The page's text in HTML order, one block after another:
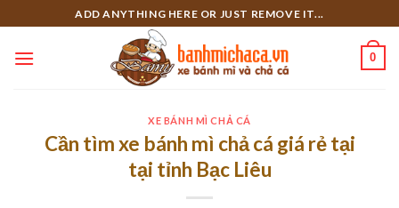
to
content
ADD ANYTHING HERE OR JUST REMOVE IT...
0
XE BÁNH MÌ CHẢ CÁ
Cần tìm xe bánh mì chả cá giá rẻ tại
tại tỉnh Bạc Liêu